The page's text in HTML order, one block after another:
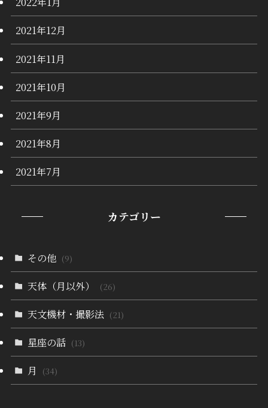
2021年12月
2021年11月
2021年10月
2021年9月
2021年8月
2021年7月
カテゴリー
その他 (9)
天体（月以外） (26)
天文機材・撮影法 (21)
星座の話 (13)
月 (34)